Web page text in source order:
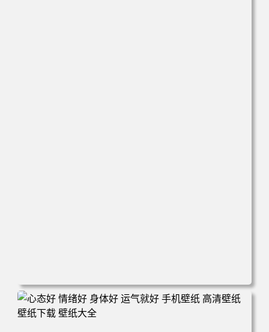
电脑壁纸 火影 鸣人 佐助 小樱 高清全屏手机壁纸 高清壁纸
壁纸下载 壁纸大全